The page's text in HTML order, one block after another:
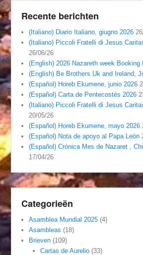
Recente berichten
(Italiano) Diario Italiano, giugno 2026
(Italiano) Piccoli Fratelli di Jesus
26/06/26
(English) 2026 Nazareth week Booking
(English) Be Brothers Uk and Ireland,
(Español) Horeb Ekumene, junio 2026
(Español) Carta de Pentecostés 2026
(Italiano) Piccoli Fratelli di Jesus
20/05/26
(Español) Horeb Ekumene, mayo 2026
(Español) Nota de apoyo al Papa León
(Español) Crónica Mes de Nazaret ,
17/04/26
Categorieën
Asamblea Mundial 2025 (4)
Asambleas (18)
Brieven (109)
Cartas de Aurelio(33)